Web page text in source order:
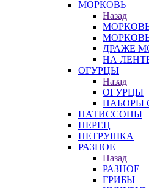
МОРКОВЬ
Назад
ДРАЖЕ
НА
ОГУРЦЫ
Назад
ОГУРЦЫ
НАБОРЫ
ПАТИССОНЫ
ПЕРЕЦ
ПЕТРУШКА
РАЗНОЕ
Назад
РАЗНОЕ
ГРИБЫ